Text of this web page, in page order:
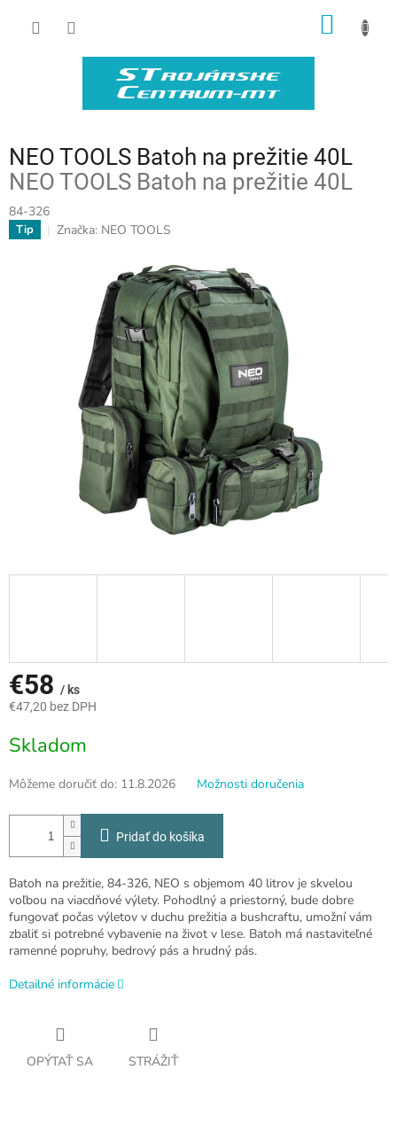
NEO TOOLS Batoh na prežitie 40L
NEO TOOLS Batoh na prežitie 40L
84-326
Tip Značka: NEO TOOLS
€58 / ks
€47,20 bez DPH
cena:
Skladom
Môžeme doručiť do: 11.8.2026 Možnosti doručenia
Pridať do košíka
Batoh na prežitie, 84-326, NEO s objemom 40 litrov je skvelou
voľbou na viacdňové výlety. Pohodlný a priestorný, bude dobre
fungovať počas výletov v duchu prežitia a bushcraftu, umožní vám
zbaliť si potrebné vybavenie na život v lese. Batoh má nastaviteľné
ramenné popruhy, bedrový pás a hrudný pás.
Detailné informácie
OPÝTAŤ SA STRÁŽIŤ